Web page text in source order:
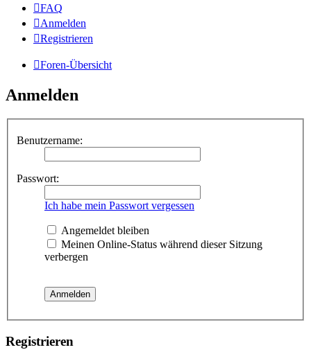
FAQ
Anmelden
Registrieren
Foren-Übersicht
Anmelden
Benutzername:
Passwort:
Ich habe mein Passwort vergessen
Angemeldet bleiben
Meinen Online-Status während dieser Sitzung
verbergen
Registrieren